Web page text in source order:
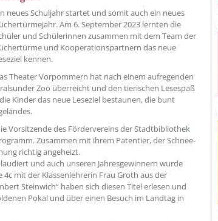
neues Schuljahr startet und somit auch ein neues
Am 6. September 2023 lernten die
und Schülerinnen zusammen mit dem Team der
und Kooperationspartnern das neue
kennen.
Theater Vorpommern hat nach einem aufregenden
Zoo überreicht und den tierischen Lesespaß
Kinder das neue Leseziel bestaunen, die bunt
Vorsitzende des Fördervereins der Stadtbibliothek
Zusammen mit ihrem Patentier, der Schnee-
richtig angeheizt.
und auch unseren Jahresgewinnern wurde
4c mit der Klassenlehrerin Frau Groth aus der
Steinwich“ haben sich diesen Titel erlesen und
Pokal und über einen Besuch im Landtag in